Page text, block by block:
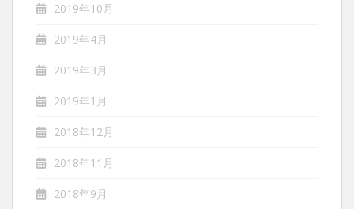
2019年10月
2019年4月
2019年3月
2019年1月
2018年12月
2018年11月
2018年9月